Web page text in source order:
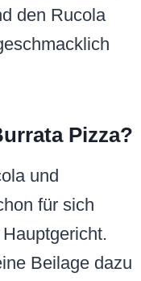
den Rucola
Pizza?
und
für sich
Beilage dazu